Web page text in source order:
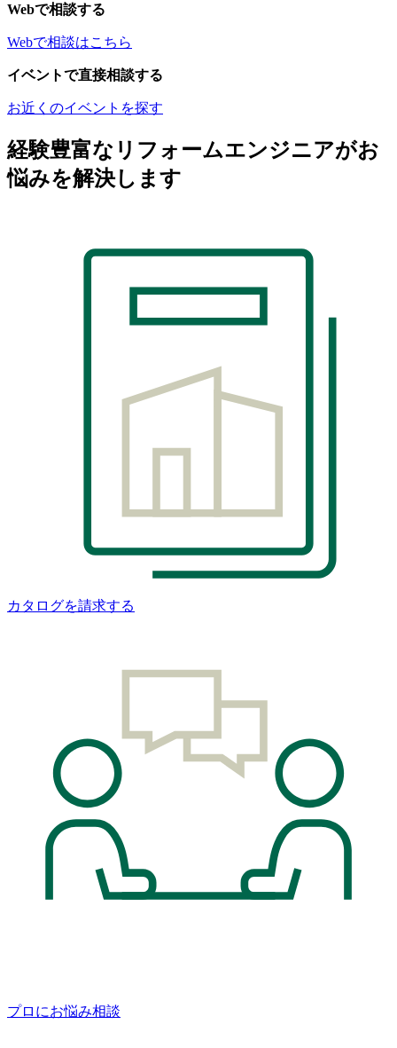
Webで相談する
Webで相談はこちら
イベントで直接相談する
お近くのイベントを探す
経験豊富なリフォームエンジニアがお
悩みを解決します
カタログを請求する
プロにお悩み相談